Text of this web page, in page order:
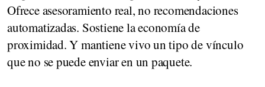
Ofrece asesoramiento real, no recomendaciones
automatizadas. Sostiene la economía de
proximidad. Y mantiene vivo un tipo de vínculo
que no se puede enviar en un paquete.